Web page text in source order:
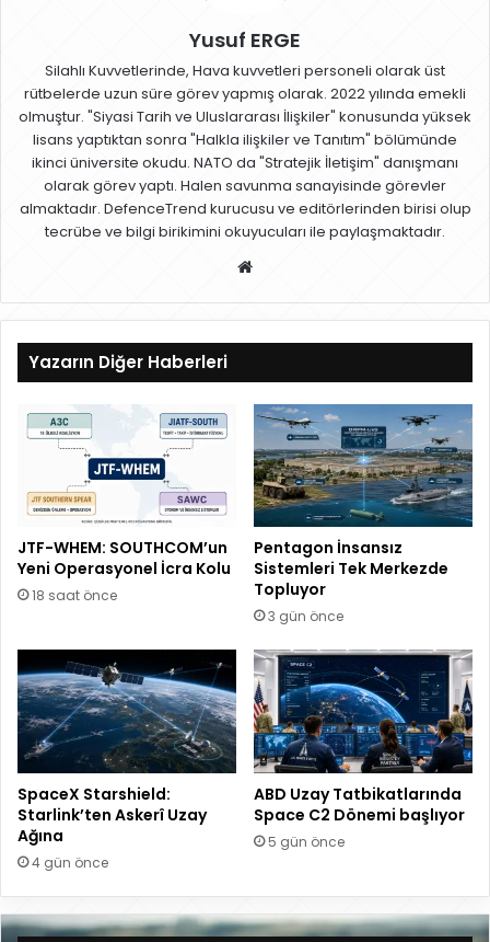
Yusuf ERGE
Silahlı Kuvvetlerinde, Hava kuvvetleri personeli olarak üst
rütbelerde uzun süre görev yapmış olarak. 2022 yılında emekli
olmuştur. "Siyasi Tarih ve Uluslararası İlişkiler" konusunda yüksek
lisans yaptıktan sonra "Halkla ilişkiler ve Tanıtım" bölümünde
ikinci üniversite okudu. NATO da "Stratejik İletişim" danışmanı
olarak görev yaptı. Halen savunma sanayisinde görevler
almaktadır. DefenceTrend kurucusu ve editörlerinden birisi olup
tecrübe ve bilgi birikimini okuyucuları ile paylaşmaktadır.
sit
esi
Yazarın Diğer Haberleri
JTF-WHEM: SOUTHCOM’un
Yeni Operasyonel İcra Kolu
18 saat önce
Pentagon İnsansız
Sistemleri Tek Merkezde
Topluyor
3 gün önce
SpaceX Starshield:
Starlink’ten Askerî Uzay
Ağına
4 gün önce
ABD Uzay Tatbikatlarında
Space C2 Dönemi başlıyor
5 gün önce